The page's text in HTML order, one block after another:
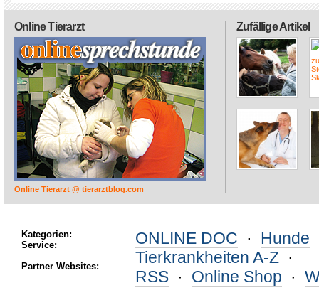
Zufällige Artikel
Online Tierarzt
Online Tierarzt @ tierarztblog.com
Kategorien:
Service:
Partner Websites:
ONLINE DOC · Hunde
Tierkrankheiten A-Z ·
RSS · Online Shop ·